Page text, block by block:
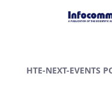
HTE-NEXT-EVENTS